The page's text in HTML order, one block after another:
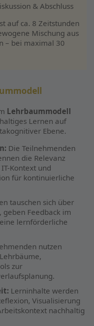
& Abschluss
auf ca. 8 Zeitstunden
Mischung aus
– bei maximal 30
Lehrbaummodell
Lernen auf
Ebene.
Die Teilnehmenden
die Relevanz
Kontext und
für kontinuierliche
tauschen sich über
Feedback im
lernförderliche
nutzen
zur
Lerninhalte werden
Visualisierung
nachhaltig